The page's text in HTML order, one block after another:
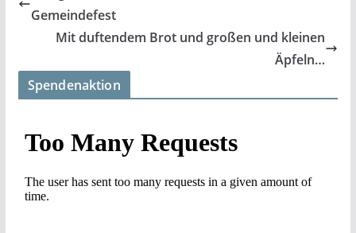
Gemeindefest
Mit duftendem Brot und großen und kleinen
Äpfeln…
Spendenaktion